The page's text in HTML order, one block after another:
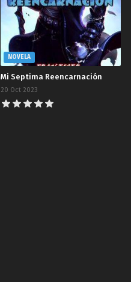
NOVELA
Mi Septima Reencarnación
20 Oct 2023